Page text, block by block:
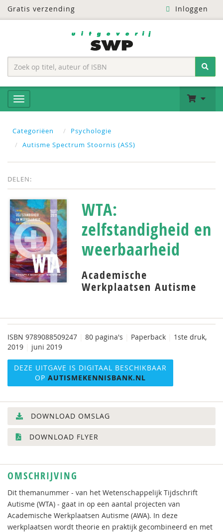
Gratis verzending Inloggen
Categoriëen
Psychologie
Autisme Spectrum Stoornis (ASS)
DELEN:
WTA:
zelfstandigheid en
weerbaarheid
Academische
Werkplaatsen Autisme
ISBN 9789088509247 80 pagina's Paperback
1ste druk,
2019
juni 2019
DEZE UITGAVE IS DIGITAAL BESCHIKBAAR
OP AUTISMEKENNISBANK.NL
DOWNLOAD OMSLAG
DOWNLOAD FLYER
OMSCHRIJVING
Dit themanummer - van het Wetenschappelijk Tijdschrift
Autisme (WTA) - gaat in op een aantal projecten van
Academische Werkplaatsen Autisme (AWA). In deze
werkplaatsen wordt theorie en praktijk gecombineerd en met